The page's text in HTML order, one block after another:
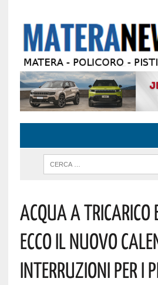
Acqua A Tricarico
Ecco Il Nuovo
Interruzioni Per I